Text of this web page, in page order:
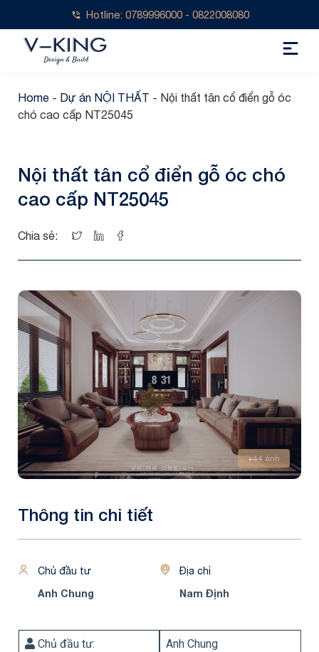
Hotline: 0789996000 - 0822008080
Home - Dự án NỘI THẤT - Nội thất tân cổ điển gỗ óc
chó cao cấp NT25045
Nội thất tân cổ điển gỗ óc chó
cao cấp NT25045
Chia sẻ:
+44 ảnh
Thông tin chi tiết
Chủ đầu tư
Anh Chung
Địa chỉ
Nam Định
Chủ đầu tư: Anh Chung